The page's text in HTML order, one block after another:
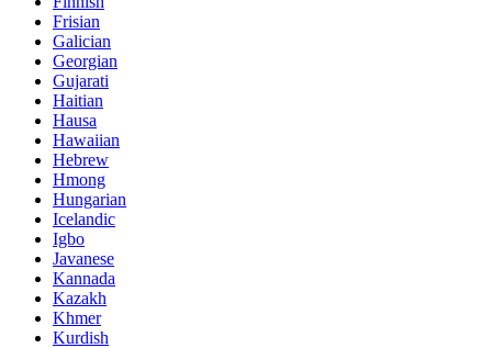
Frisian
Galician
Georgian
Gujarati
Haitian
Hausa
Hawaiian
Hebrew
Hmong
Hungarian
Icelandic
Igbo
Javanese
Kannada
Kazakh
Khmer
Kurdish